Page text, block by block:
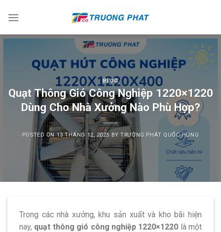
BLOG
Quạt Thông Gió Công Nghiệp 1220×1220
Dùng Cho Nhà Xưởng Nào Phù Hợp?
POSTED ON13 THÁNG 12, 2025 BYTRƯỜNG PHÁT QUỐC HÙNG
Trong các nhà xưởng, khu sản xuất và kho bãi hiện
nay, quạt thông gió công nghiệp 1220×1220 là một